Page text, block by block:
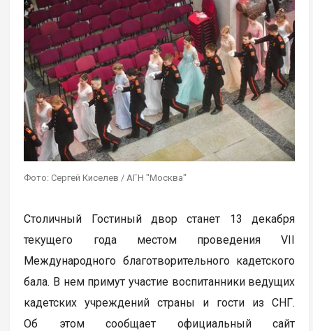
Фото: Сергей Киселев / АГН "Москва"
Столичный Гостиный двор станет 13 декабря
текущего года местом проведения VII
Международного благотворительного кадетского
бала. В нем примут участие воспитанники ведущих
кадетских учреждений страны и гости из СНГ.
Об этом сообщает официальный сайт